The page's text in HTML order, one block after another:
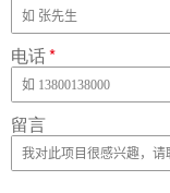
电话*
留言